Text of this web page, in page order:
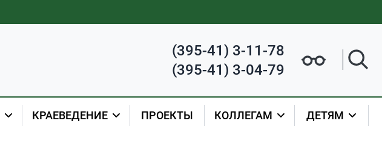
(395-41) 3-11-78
(395-41) 3-04-79
КРАЕВЕДЕНИЕ ПРОЕКТЫ КОЛЛЕГАМ ДЕТЯМ